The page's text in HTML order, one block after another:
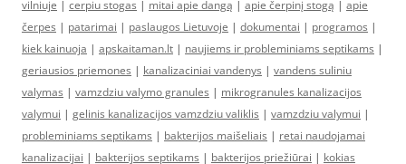
vilniuje | cerpiu stogas | mitai apie dangą | apie čerpinį stogą | apie
čerpes | patarimai | paslaugos Lietuvoje | dokumentai | programos |
kiek kainuoja | apskaitaman.lt | naujiems ir probleminiams septikams |
geriausios priemones | kanalizaciniai vandenys | vandens suliniu
valymas | vamzdziu valymo granules | mikrogranules kanalizacijos
valymui | gelinis kanalizacijos vamzdziu valiklis | vamzdziu valymui |
probleminiams septikams | bakterijos maišeliais | retai naudojamai
kanalizacijai | bakterijos septikams | bakterijos priežiūrai | kokias